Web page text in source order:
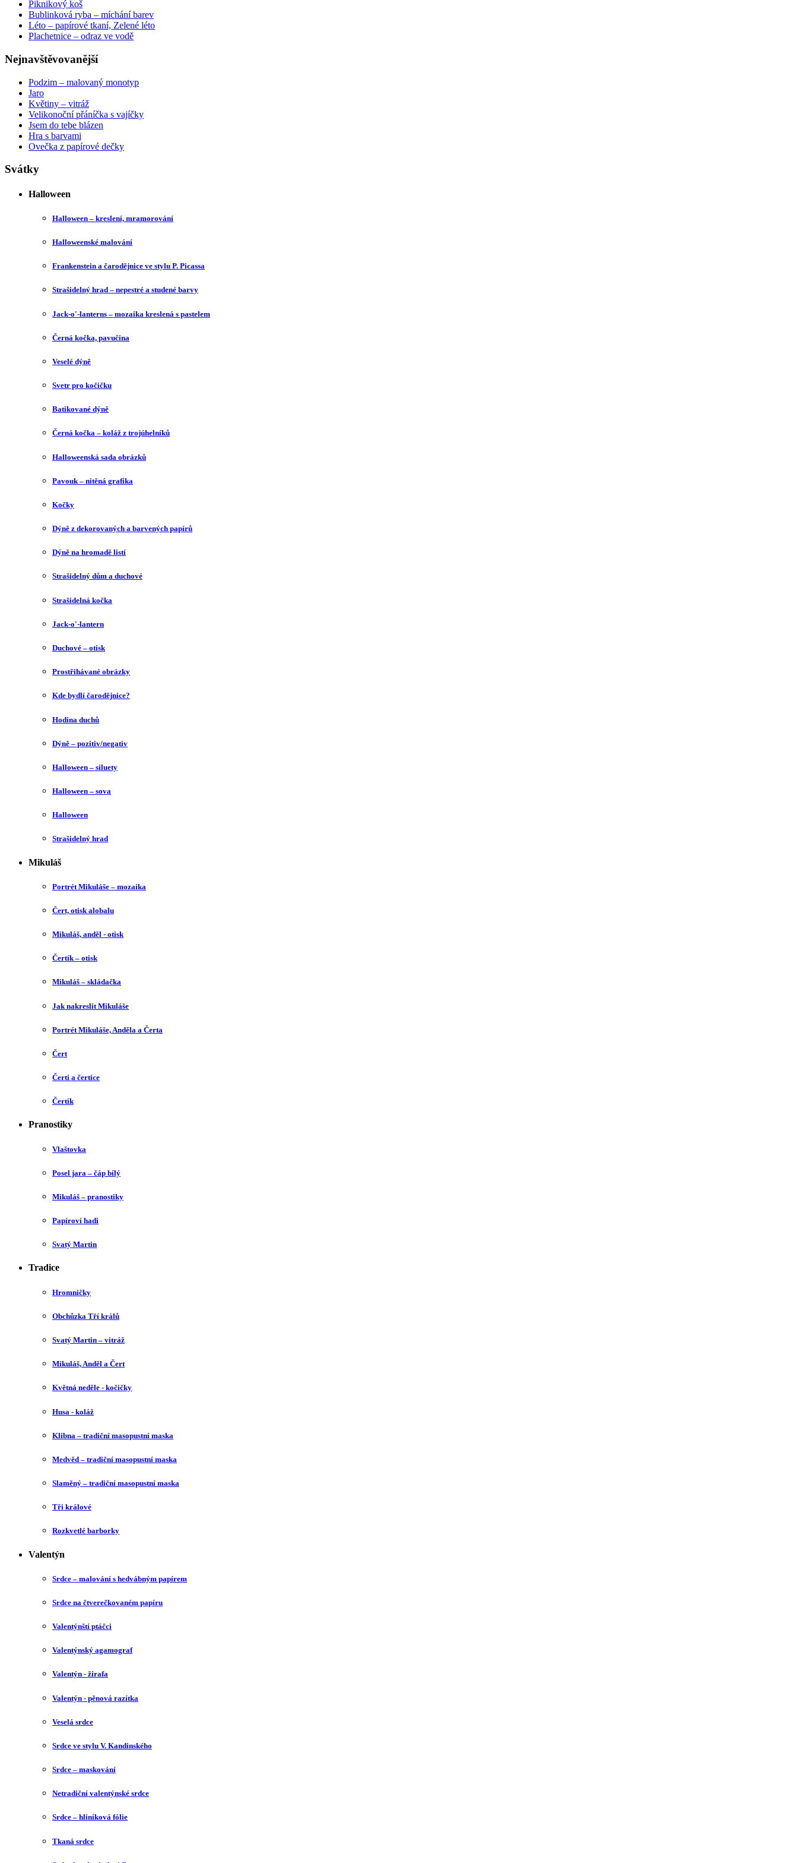
Piknikový koš
Bublinková ryba – míchání barev
Léto – papírové tkaní, Zelené léto
Plachetnice – odraz ve vodě
Nejnavštěvovanější
Podzim – malovaný monotyp
Jaro
Květiny – vitráž
Velikonoční přáníčka s vajíčky
Jsem do tebe blázen
Hra s barvami
Ovečka z papírové dečky
Svátky
Halloween
Halloween – kreslení, mramorování
Halloweenské malování
Frankenstein a čarodějnice ve stylu P. Picassa
Strašidelný hrad – nepestré a studené barvy
Jack-o'-lanterns – mozaika kreslená s pastelem
Černá kočka, pavučina
Veselé dýně
Svetr pro kočičku
Batikované dýně
Černá kočka – koláž z trojúhelníků
Halloweenská sada obrázků
Pavouk – nitěná grafika
Kočky
Dýně z dekorovaných a barvených papírů
Dýně na hromadě listí
Strašidelný dům a duchové
Strašidelná kočka
Jack-o'-lantern
Duchové – otisk
Prostřihávané obrázky
Kde bydlí čarodějnice?
Hodina duchů
Dýně – pozitiv/negativ
Halloween – siluety
Halloween – sova
Halloween
Strašidelný hrad
Mikuláš
Portrét Mikuláše – mozaika
Čert, otisk alobalu
Mikuláš, anděl - otisk
Čertík – otisk
Mikuláš – skládačka
Jak nakreslit Mikuláše
Portrét Mikuláše, Anděla a Čerta
Čert
Čerti a čertice
Čertík
Pranostiky
Vlaštovka
Posel jara – čáp bílý
Mikuláš – pranostiky
Papíroví hadi
Svatý Martin
Tradice
Hromničky
Obchůzka Tří králů
Svatý Martin – vitráž
Mikuláš, Anděl a Čert
Květná neděle - kočičky
Husa - koláž
Klibna – tradiční masopustní maska
Medvěd – tradiční masopustní maska
Slaměný – tradiční masopustní maska
Tři králové
Rozkvetlé barborky
Valentýn
Srdce – malování s hedvábným papírem
Srdce na čtverečkovaném papíru
Valentýnští ptáčci
Valentýnský agamograf
Valentýn - žirafa
Valentýn - pěnová razítka
Veselá srdce
Srdce ve stylu V. Kandinského
Srdce – maskování
Netradiční valentýnské srdce
Srdce – hliníková fólie
Tkaná srdce